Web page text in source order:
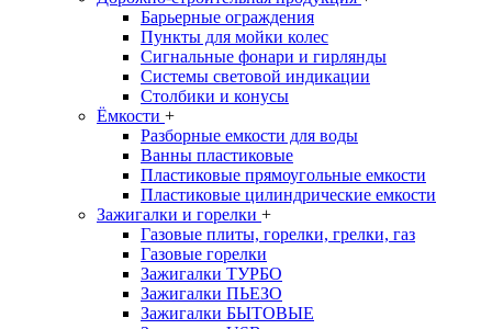
Барьерные ограждения
Пункты для мойки колес
Сигнальные фонари и гирлянды
Системы световой индикации
Столбики и конусы
Ёмкости +
Разборные емкости для воды
Ванны пластиковые
Пластиковые прямоугольные емкости
Пластиковые цилиндрические емкости
Зажигалки и горелки +
Газовые плиты, горелки, грелки, газ
Газовые горелки
Зажигалки ТУРБО
Зажигалки ПЬЕЗО
Зажигалки БЫТОВЫЕ